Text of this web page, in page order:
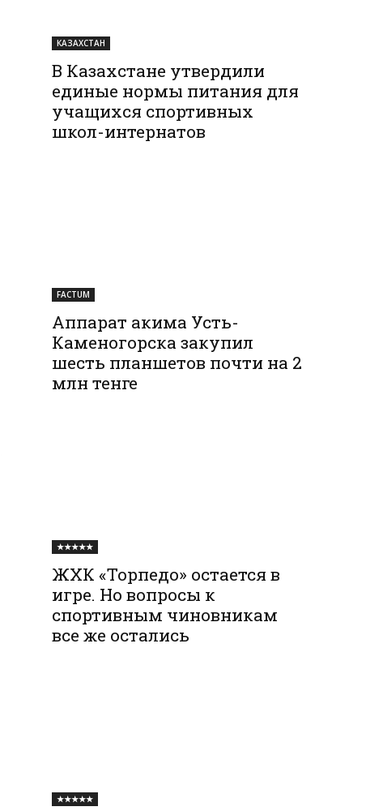
КАЗАХСТАН
В Казахстане утвердили
единые нормы питания для
учащихся спортивных
школ-интернатов
FACTUM
Аппарат акима Усть-
Каменогорска закупил
шесть планшетов почти на 2
млн тенге
★★★★★
ЖХК «Торпедо» остается в
игре. Но вопросы к
спортивным чиновникам
все же остались
★★★★★